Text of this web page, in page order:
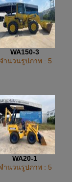
WA150-3
จำนวนรูปภาพ : 5
WA20-1
จำนวนรูปภาพ : 5